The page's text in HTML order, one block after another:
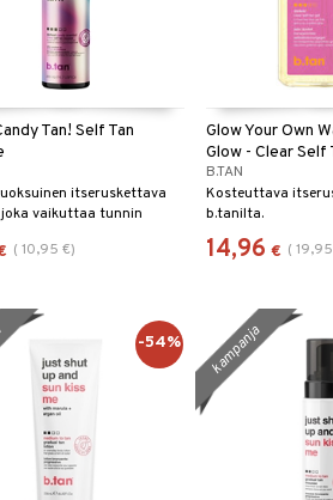
Tan! Self Tan
itseruskettava
vaikuttaa tunnin
( 10,95 €)
Glow Your Own
Glow - Clear Self
B.TAN
Kosteuttava
b.tanilta.
14,96 € ( 19,95
-54% kampanja